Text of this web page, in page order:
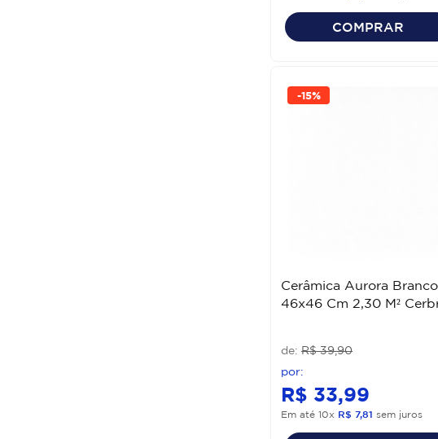
COMPRAR
-15%
Cerâmica Aurora Branco
46x46 Cm 2,30 M²
R$ 39,90
R$ 33,99
Em até 10x R$ 7,81 sem juros